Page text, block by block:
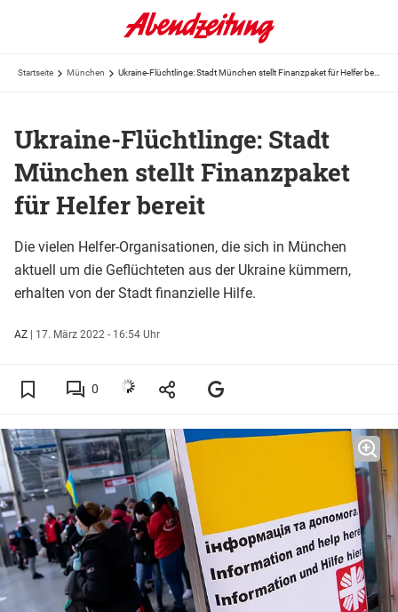
Startseite München
Ukraine-Flüchtlinge: Stadt
München stellt Finanzpaket
für Helfer bereit
Die vielen Helfer-Organisationen, die sich in München
aktuell um die Geflüchteten aus der Ukraine kümmern,
erhalten von der Stadt finanzielle Hilfe.
AZ | 17. März 2022 - 16:54 Uhr
0